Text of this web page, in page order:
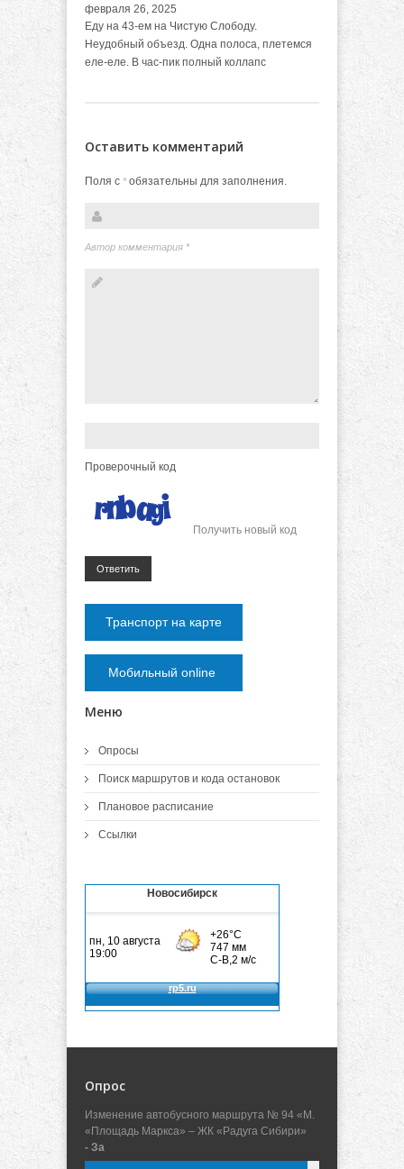
февраля 26, 2025
Еду на 43-ем на Чистую Слободу.
Неудобный объезд. Одна полоса, плетемся
еле-еле. В час-пик полный коллапс
Оставить комментарий
Поля с *обязательны для заполнения.
Автор комментария *
Проверочный код
Получить новый код
Ответить
Транспорт на карте
Мобильный online
Меню
Опросы
Поиск маршрутов и кода остановок
Плановое расписание
Ссылки
Новосибирск
Опрос
Изменение автобусного маршрута № 94 «М.
«Площадь Маркса» – ЖК «Радуга Сибири»
- За